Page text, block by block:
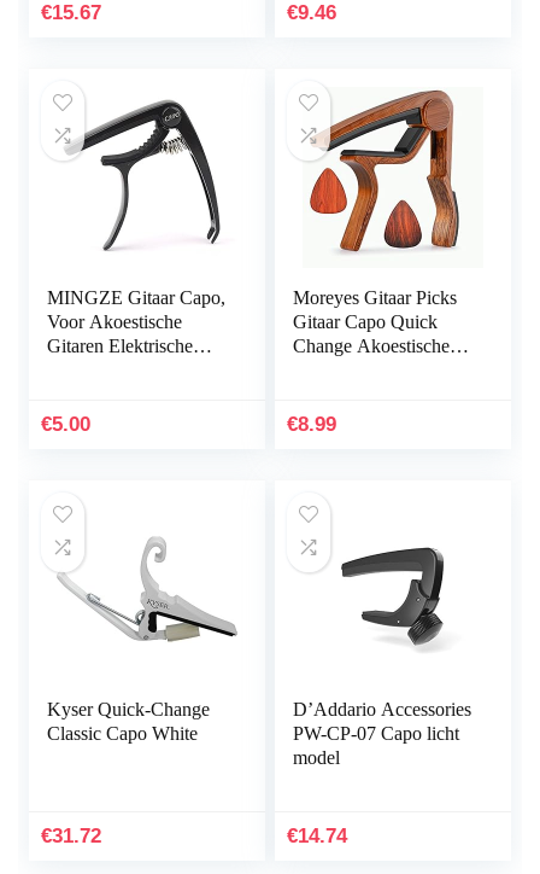
€15.67 €9.46
MINGZE Gitaar Capo,
Voor Akoestische
Gitaren Elektrische
Eenvoudig Om Een…
€5.00
Moreyes Gitaar Picks
Gitaar Capo Quick
Change Akoestische
Gratis Gitaar Picks
€8.99
Kyser Quick-Change
Classic Capo White
€31.72
D’Addario Accessories
PW-CP-07 Capo licht
model
€14.74